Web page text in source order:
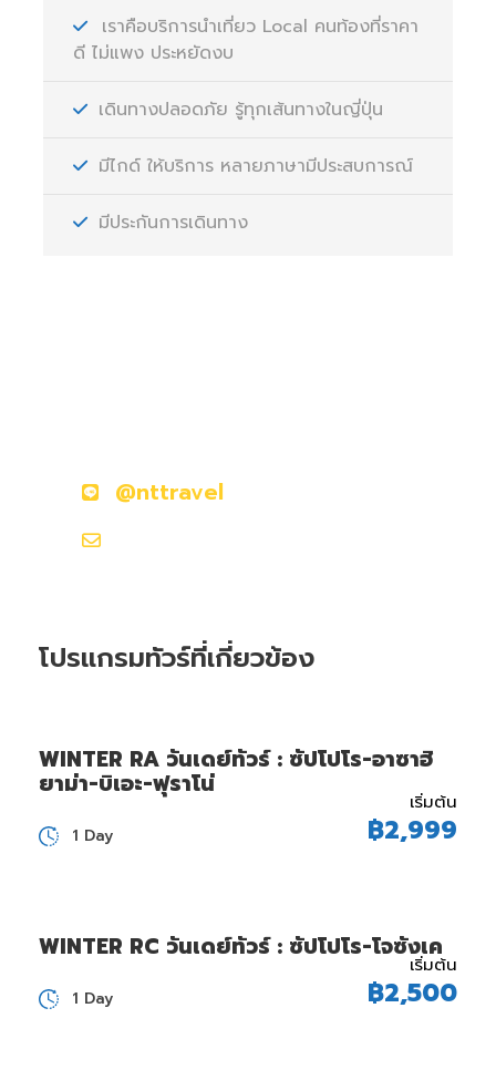
เราคือบริการนำเที่ยว Local คนท้องที่ราคา
ดี ไม่แพง ประหยัดงบ
เดินทางปลอดภัย รู้ทุกเส้นทางในญี่ปุ่น
มีไกด์ ให้บริการ หลายภาษามีประสบการณ์
มีประกันการเดินทาง
@nttravel
โปรแกรมทัวร์ที่เกี่ยวข้อง
WINTER RA วันเดย์ทัวร์ : ซัปโปโร-อาซาฮิ
ยาม่า-บิเอะ-ฟุราโน่
เริ่มต้น
฿2,999
1 Day
WINTER RC วันเดย์ทัวร์ : ซัปโปโร-โจซังเค
เริ่มต้น
฿2,500
1 Day